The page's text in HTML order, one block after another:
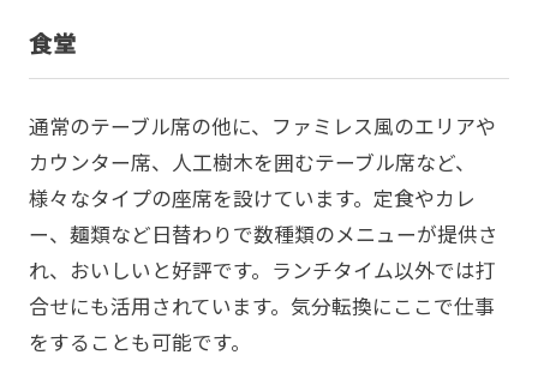
食堂
通常のテーブル席の他に、ファミレス風のエリアや
カウンター席、人工樹木を囲むテーブル席など、
様々なタイプの座席を設けています。定食やカレ
ー、麺類など日替わりで数種類のメニューが提供さ
れ、おいしいと好評です。ランチタイム以外では打
合せにも活用されています。気分転換にここで仕事
をすることも可能です。